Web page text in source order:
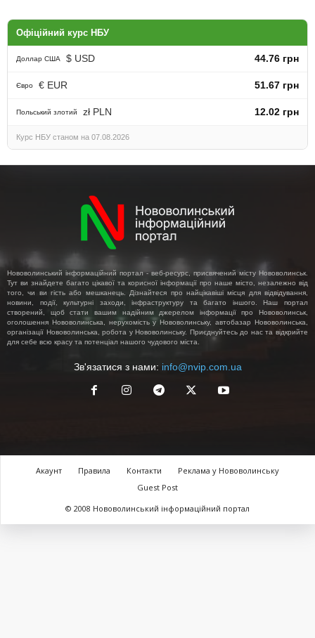
Офіційний курс НБУ
Доллар США $ USD 44.76 грн
Євро € EUR 51.67 грн
Польський злотий zł PLN 12.02 грн
Курс НБУ станом на 07.08.2026
Нововолинський інформаційний портал - веб-ресурс, присвячений місту Нововолинськ.
Тут ви знайдете багато цікавої та корисної інформації про наше місто, незалежно від
того, чи ви гість або мешканець. Дізнайтеся про найцікавіші місця для відвідування,
новини, події, культурні заходи, інфраструктуру та багато іншого. Наш портал
створений, щоб стати вашим надійним джерелом інформації про Нововолинськ,
оголошення Нововолинська, нерухомість у Нововолинську, автобазар Нововолинська,
організації Нововолинська, робота у Нововолинську. Приєднуйтесь до нас та відкрийте
для себе всю красу та потенціал нашого чудового міста.
Зв'язатися з нами: info@nvip.com.ua
Акаунт Правила Контакти
Реклама у Нововолинську
Guest Post
© 2008 Нововолинський інформаційний портал